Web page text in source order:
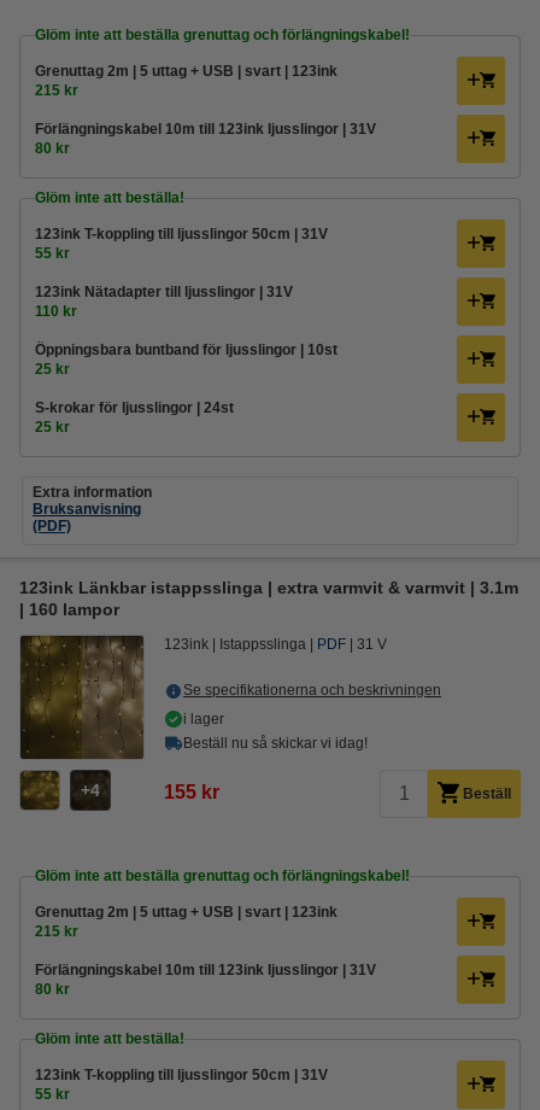
Glöm inte att beställa grenuttag och förlängningskabel!
Grenuttag 2m | 5 uttag + USB | svart | 123ink
215 kr
Förlängningskabel 10m till 123ink ljusslingor | 31V
80 kr
Glöm inte att beställa!
123ink T-koppling till ljusslingor 50cm | 31V
55 kr
123ink Nätadapter till ljusslingor | 31V
110 kr
Öppningsbara buntband för ljusslingor | 10st
25 kr
S-krokar för ljusslingor | 24st
25 kr
Extra information
Bruksanvisning
(PDF)
123ink Länkbar istappsslinga | extra varmvit & varmvit | 3.1m
| 160 lampor
4
123ink Istappsslinga PDF 31 V
Se specifikationerna och beskrivningen
i lager
Beställ nu så skickar vi idag!
155 kr Beställ
Glöm inte att beställa grenuttag och förlängningskabel!
Grenuttag 2m | 5 uttag + USB | svart | 123ink
215 kr
Förlängningskabel 10m till 123ink ljusslingor | 31V
80 kr
Glöm inte att beställa!
123ink T-koppling till ljusslingor 50cm | 31V
55 kr